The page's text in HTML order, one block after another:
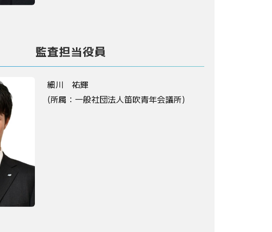
監査担当役員
細川 祐輝
(所属：一般社団法人笛吹青年会議所)